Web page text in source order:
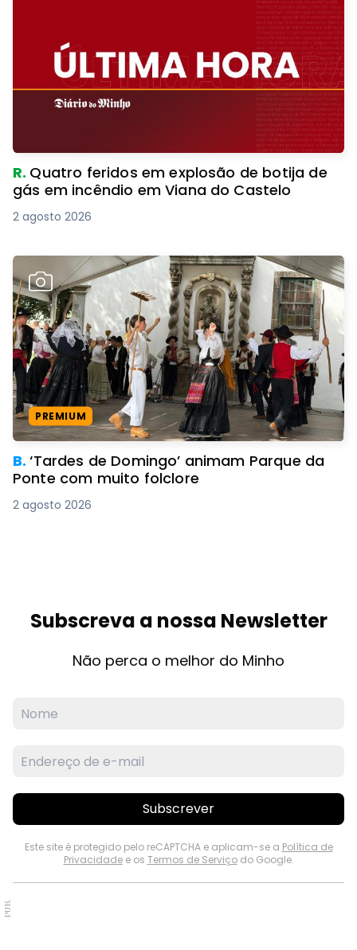
R. Quatro feridos em explosão de botija de
gás em incêndio em Viana do Castelo
2 agosto 2026
PREMIUM
B.‘Tardes de Domingo’ animam Parque da
Ponte com muito folclore
2 agosto 2026
Subscreva a nossa Newsletter
Não perca o melhor do Minho
Subscrever
Este site é protegido pelo reCAPTCHA e aplicam-se a Política de
Privacidadee os Termos de Serviçodo Google.
PUB.